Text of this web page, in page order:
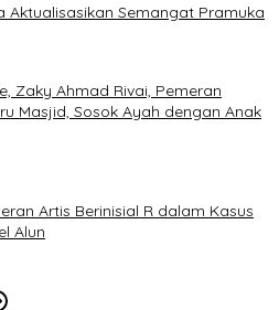
Aktualisasikan Semangat Pramuka
Zaky Ahmad Rivai, Pemeran
Masjid, Sosok Ayah dengan Anak
Artis Berinisial R dalam Kasus
Alun